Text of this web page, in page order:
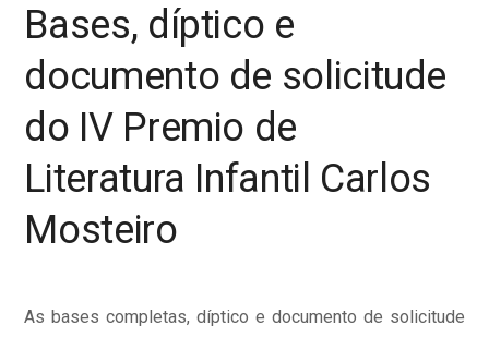
Bases, díptico e
documento de solicitude
do IV Premio de
Literatura Infantil Carlos
Mosteiro
As bases completas, díptico e documento de solicitude